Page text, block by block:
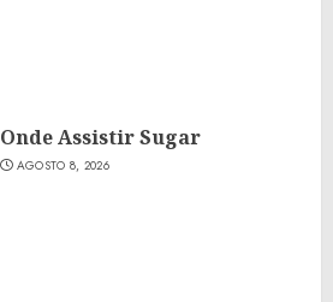
Onde Assistir Sugar
AGOSTO 8, 2026